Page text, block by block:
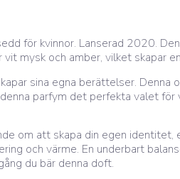
för kvinnor. Lanserad 2020.
mysk och amber, vilket skapar
sina egna berättelser.
parfym det perfekta valet
om att skapa din egen
och värme. En underbart
du bär denna doft.